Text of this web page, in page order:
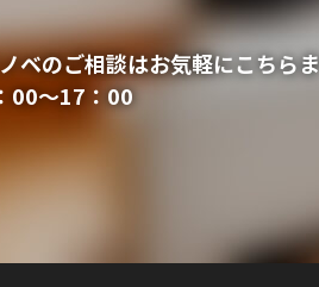
ベのご相談はお気軽にこちら
～17：00